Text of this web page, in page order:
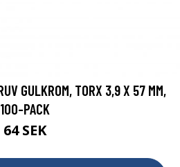
GULKROM, TORX 3,9 X 57 MM,
100-PACK
64 SEK